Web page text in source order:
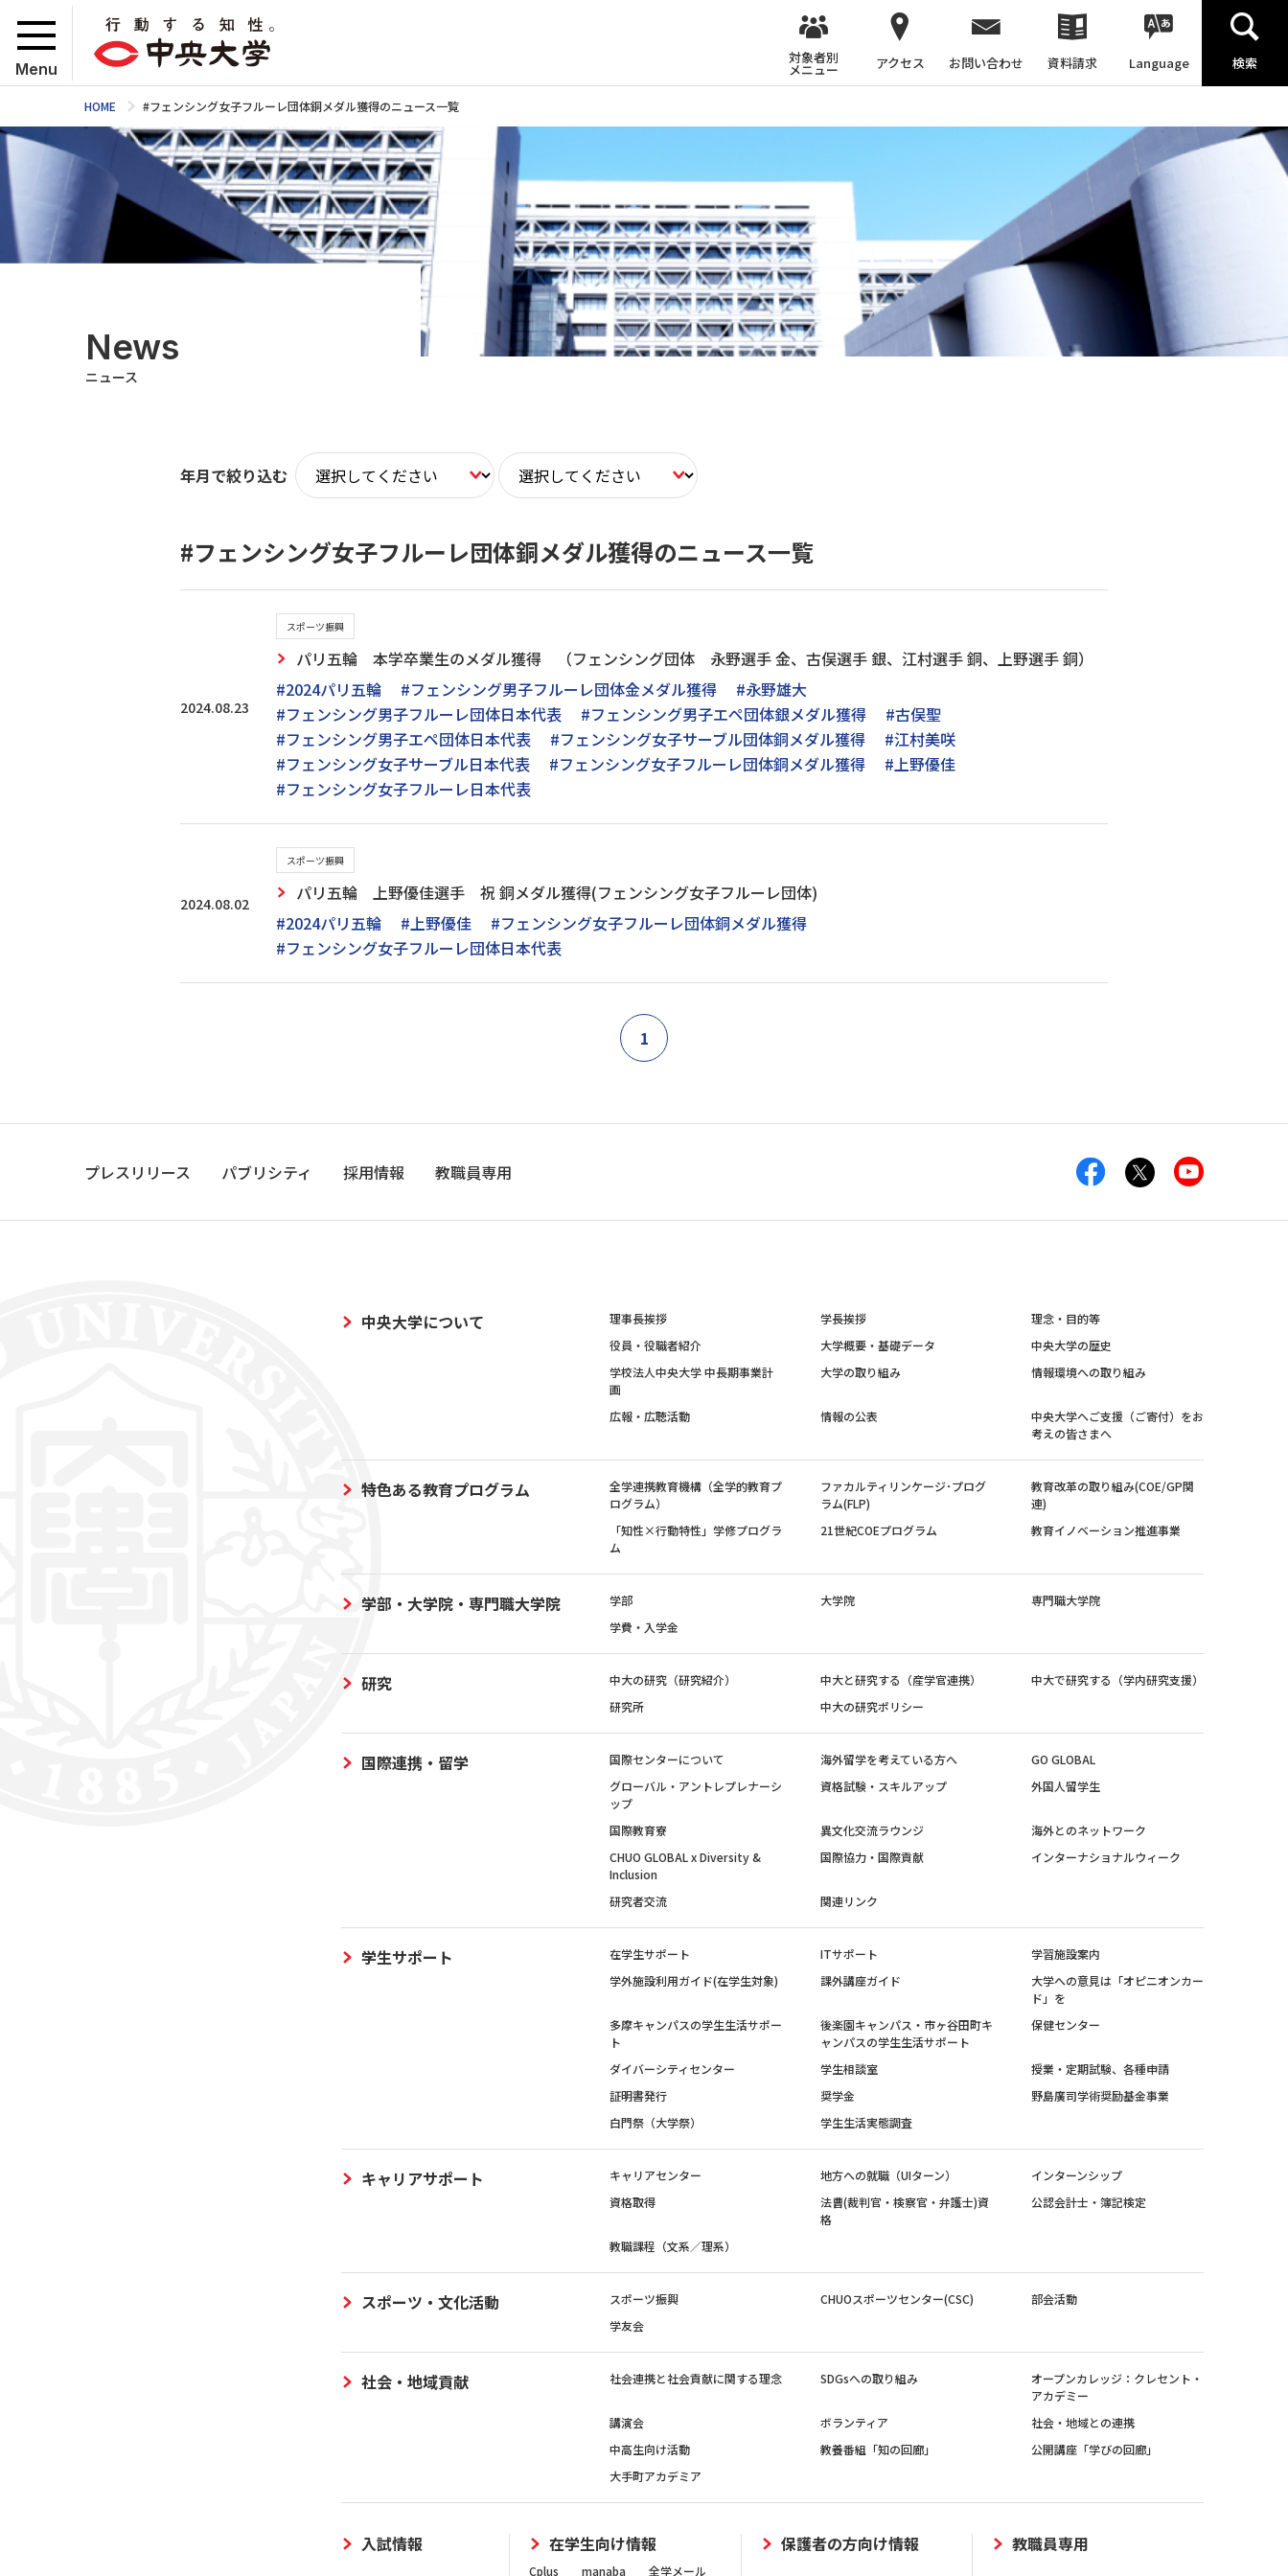
Menu
対象者別
メニュー アクセス お問い合わせ 資料請求 Language 検索
HOME #フェンシング女子フルーレ団体銅メダル獲得のニュース一覧
News
ニュース
年月で絞り込む
#フェンシング女子フルーレ団体銅メダル獲得のニュース一覧
2024.08.23
スポーツ振興
パリ五輪 本学卒業生のメダル獲得 （フェンシング団体 永野選手 金、古俣選手 銀、江村選手 銅、上野選手 銅）
#2024パリ五輪
#フェンシング男子フルーレ団体金メダル獲得
#永野雄大
#フェンシング男子フルーレ団体日本代表
#フェンシング男子エペ団体銀メダル獲得
#古俣聖
#フェンシング男子エペ団体日本代表
#フェンシング女子サーブル団体銅メダル獲得
#江村美咲
#フェンシング女子サーブル日本代表
#フェンシング女子フルーレ団体銅メダル獲得
#上野優佳
#フェンシング女子フルーレ日本代表
2024.08.02
スポーツ振興
パリ五輪 上野優佳選手 祝 銅メダル獲得(フェンシング女子フルーレ団体)
#2024パリ五輪
#上野優佳
#フェンシング女子フルーレ団体銅メダル獲得
#フェンシング女子フルーレ団体日本代表
1
プレスリリース パブリシティ 採用情報 教職員専用
中央大学について 理事長挨拶 学長挨拶
理念・目的等
役員・役職者紹介
大学概要・基礎データ
中央大学の歴史
学校法人中央大学 中長期事業計
画
大学の取り組み 情報環境への取り組み
広報・広聴活動 情報の公表
中央大学へご支援（ご寄付）をお
考えの皆さまへ
特色ある教育プログラム
全学連携教育機構（全学的教育プ
ログラム）
ファカルティリンケージ･プログ
ラム(FLP)
教育改革の取り組み(COE/GP関
連)
「知性×行動特性」学修プログラ
ム
21世紀COEプログラム 教育イノベーション推進事業
学部・大学院・専門職大学院 学部 大学院
専門職大学院
学費・入学金
研究 中大の研究（研究紹介） 中大と研究する（産学官連携）
中大で研究する（学内研究支援）
研究所
中大の研究ポリシー
国際連携・留学 国際センターについて 海外留学を考えている方へ
GO GLOBAL
グローバル・アントレプレナーシ
ップ
資格試験・スキルアップ 外国人留学生
国際教育寮 異文化交流ラウンジ
海外とのネットワーク
CHUO GLOBAL x Diversity &
Inclusion
国際協力・国際貢献 インターナショナルウィーク
研究者交流 関連リンク
学生サポート 在学生サポート ITサポート
学習施設案内
学外施設利用ガイド(在学生対象)
課外講座ガイド
大学への意見は「オピニオンカー
ド」を
多摩キャンパスの学生生活サポー
ト
後楽園キャンパス・市ヶ谷田町キ
ャンパスの学生生活サポート
保健センター
ダイバーシティセンター 学生相談室
授業・定期試験、各種申請
証明書発行
奨学金
野島廣司学術奨励基金事業
白門祭（大学祭）
学生生活実態調査
キャリアサポート キャリアセンター 地方への就職（UIターン）
インターンシップ
資格取得
法曹(裁判官・検察官・弁護士)資
格
公認会計士・簿記検定
教職課程（文系／理系）
スポーツ・文化活動 スポーツ振興 CHUOスポーツセンター(CSC)
部会活動
学友会
社会・地域貢献 社会連携と社会貢献に関する理念 SDGsへの取り組み
オープンカレッジ：クレセント・
アカデミー
講演会
ボランティア
社会・地域との連携
中高生向け活動
教養番組「知の回廊」
公開講座「学びの回廊」
大手町アカデミア
入試情報 在学生向け情報
Cplus manaba 全学メール
保護者の方向け情報 教職員専用